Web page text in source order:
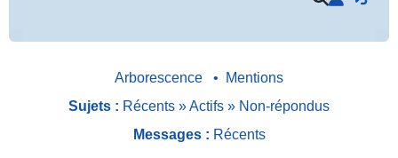
Arborescence •
Mentions
Sujets : Récents »Actifs » Non-répondus
Messages : Récents